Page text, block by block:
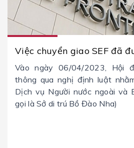
Việc chuyển giao SEF đã
Vào ngày 06/04/2023, Hội
thông qua nghị định luật
Dịch vụ Người nước ngoài và
gọi là Sở di trú Bồ Đào Nha)